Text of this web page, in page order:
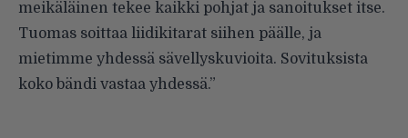
meikäläinen tekee kaikki pohjat ja sanoitukset itse.
Tuomas soittaa liidikitarat siihen päälle, ja
mietimme yhdessä sävellyskuvioita. Sovituksista
koko bändi vastaa yhdessä.”